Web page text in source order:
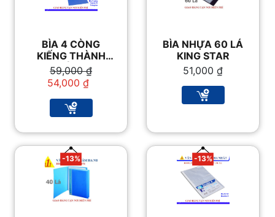
BÌA 4 CÒNG
KIẾNG THÀNH
PHÁT 7F
59,000₫
Giá
gốc
59,000 ₫.
54,000 ₫
Giá
hiện
là:
54,000 ₫.
BÌA NHỰA 60 LÁ
KING STAR
51,000₫
-13% -13%